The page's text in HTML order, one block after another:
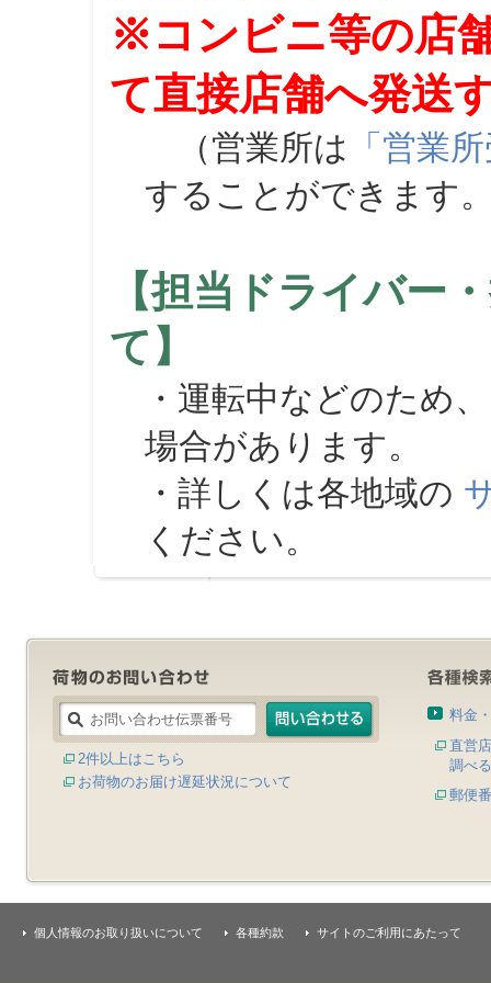
※コンビニ等の店
て直接店舗へ発送
（営業所は 「営業
することができます
【担当ドライバー
て】
・運転中などのため
場合があります。
・詳しくは各地域の
ください。
2件以上はこちら
お荷物のお届け遅延状況について
料金
直営
調べる
郵便
個人情報のお取り扱いについて 各種約款 サイトのご利用にあたって